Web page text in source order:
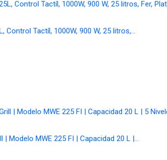
Control Tactíl, 1000W, 900 W, 25 litros,…
Modelo MWE 225 FI | Capacidad 20 L |…